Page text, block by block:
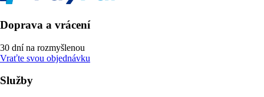
Doprava a vrácení
30 dní na rozmyšlenou
Vraťte svou objednávku
Služby